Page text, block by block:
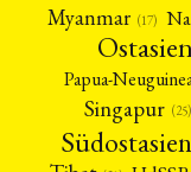
Myanmar (17)
Papua-
Singapur (25)
Südostasien